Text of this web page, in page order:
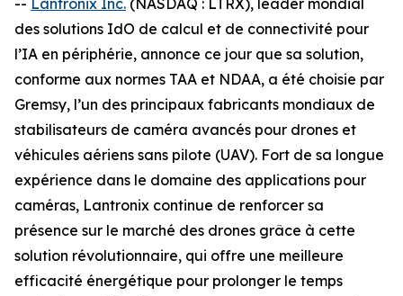
-- Lantronix Inc. (NASDAQ : LTRX), leader mondial
des solutions IdO de calcul et de connectivité pour
l’IA en périphérie, annonce ce jour que sa solution,
conforme aux normes TAA et NDAA, a été choisie par
Gremsy, l’un des principaux fabricants mondiaux de
stabilisateurs de caméra avancés pour drones et
véhicules aériens sans pilote (UAV). Fort de sa longue
expérience dans le domaine des applications pour
caméras, Lantronix continue de renforcer sa
présence sur le marché des drones grâce à cette
solution révolutionnaire, qui offre une meilleure
efficacité énergétique pour prolonger le temps